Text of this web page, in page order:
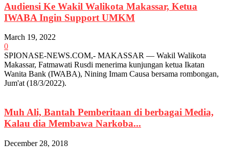
Audiensi Ke Wakil Walikota Makassar, Ketua
IWABA Ingin Support UMKM
March 19, 2022
0
SPIONASE-NEWS.COM,- MAKASSAR — Wakil Walikota
Makassar, Fatmawati Rusdi menerima kunjungan ketua Ikatan
Wanita Bank (IWABA), Nining Imam Causa bersama rombongan,
Jum'at (18/3/2022).
Muh Ali, Bantah Pemberitaan di berbagai Media,
Kalau dia Membawa Narkoba...
December 28, 2018